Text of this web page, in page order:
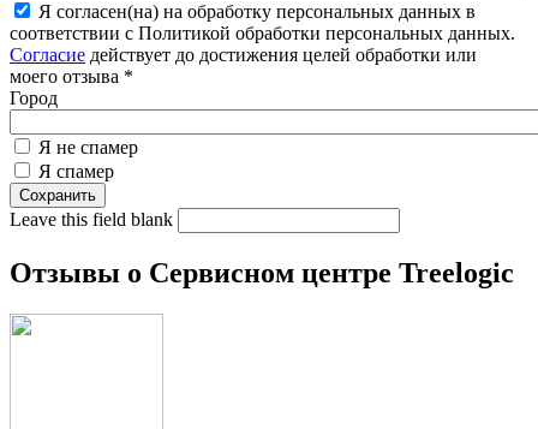
Я согласен(на) на обработку персональных данных в
соответствии с Политикой обработки персональных данных.
Согласие действует до достижения целей обработки или
моего отзыва *
Город
Я не спамер
Я спамер
Leave this field blank
Отзывы о Сервисном центре Treelogic